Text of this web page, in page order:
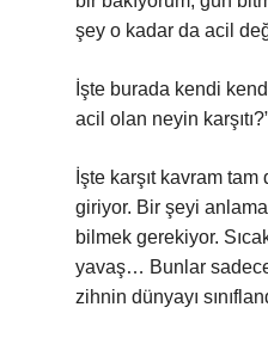
şey o kadar da acil
İşte burada kendi
acil olan neyin
İşte karşıt kavram
giriyor. Bir şeyi
bilmek gerekiyor.
yavaş… Bunlar
zihnin dünyayı